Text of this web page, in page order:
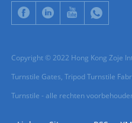
Copyright © 2022 Hong Kong Zoje
Turnstile Gates, Tripod Turnstile
Turnstile - alle rechten